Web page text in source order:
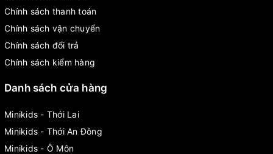
Chính sách thanh toán
Chính sách vận chuyển
Chính sách đổi trả
Chính sách kiểm hàng
Danh sách cửa hàng
Minikids - Thới Lai
Minikids - Thới An Đông
Minikids - Ô Môn